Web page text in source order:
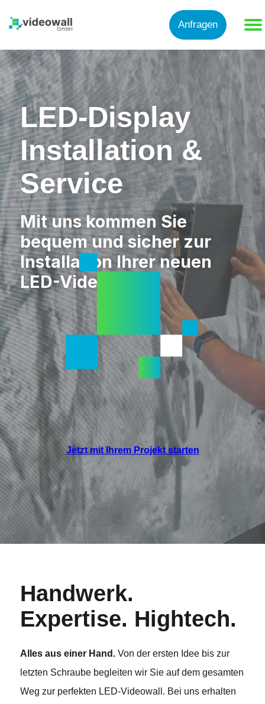
Anfragen
LED-Display
Installation &
Service
Mit uns kommen Sie
bequem und sicher zur
Installation Ihrer neuen
LED-Videowall.
Jetzt mit Ihrem Projekt starten
Handwerk.
Expertise. Hightech.
Alles aus einer Hand. Von der ersten Idee bis zur
letzten Schraube begleiten wir Sie auf dem gesamten
Weg zur perfekten LED-Videowall. Bei uns erhalten